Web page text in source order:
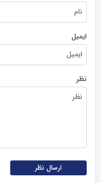
ایمیل
نظر
ارسال نظر